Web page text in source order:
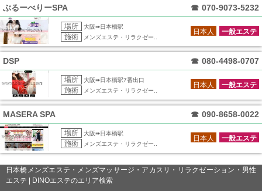
ぶるーべりーSPA ☎ 070-9073-5232
場所 大阪➠日本橋駅
施術 メンズエステ・リラクゼー..
一般エステ
日本人
DSP ☎ 080-4498-0707
場所 大阪➠日本橋駅7番出口
施術 メンズエステ・リラクゼー..
一般エステ
日本人
MASERA SPA ☎ 090-8658-0022
場所 大阪➠日本橋駅
施術 メンズエステ・リラクゼー..
一般エステ
日本人
日本橋メンズエステ・メンズマッサージ・アカスリ・リラクゼーション・男性
エステ | DINOエステのエリア検索